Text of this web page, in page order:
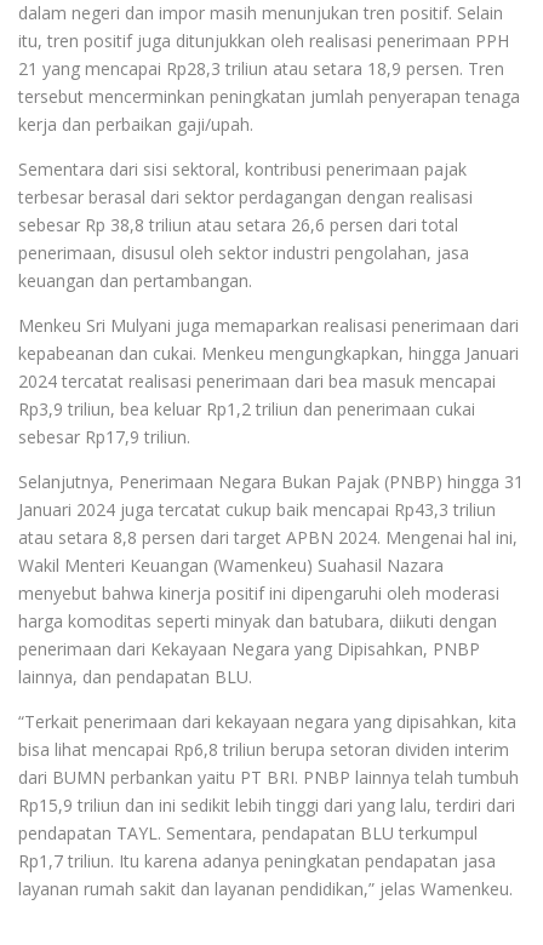
dalam negeri dan impor masih menunjukan tren positif. Selain
itu, tren positif juga ditunjukkan oleh realisasi penerimaan PPH
21 yang mencapai Rp28,3 triliun atau setara 18,9 persen. Tren
tersebut mencerminkan peningkatan jumlah penyerapan tenaga
kerja dan perbaikan gaji/upah.
Sementara dari sisi sektoral, kontribusi penerimaan pajak
terbesar berasal dari sektor perdagangan dengan realisasi
sebesar Rp 38,8 triliun atau setara 26,6 persen dari total
penerimaan, disusul oleh sektor industri pengolahan, jasa
keuangan dan pertambangan.
Menkeu Sri Mulyani juga memaparkan realisasi penerimaan dari
kepabeanan dan cukai. Menkeu mengungkapkan, hingga Januari
2024 tercatat realisasi penerimaan dari bea masuk mencapai
Rp3,9 triliun, bea keluar Rp1,2 triliun dan penerimaan cukai
sebesar Rp17,9 triliun.
Selanjutnya, Penerimaan Negara Bukan Pajak (PNBP) hingga 31
Januari 2024 juga tercatat cukup baik mencapai Rp43,3 triliun
atau setara 8,8 persen dari target APBN 2024. Mengenai hal ini,
Wakil Menteri Keuangan (Wamenkeu) Suahasil Nazara
menyebut bahwa kinerja positif ini dipengaruhi oleh moderasi
harga komoditas seperti minyak dan batubara, diikuti dengan
penerimaan dari Kekayaan Negara yang Dipisahkan, PNBP
lainnya, dan pendapatan BLU.
“Terkait penerimaan dari kekayaan negara yang dipisahkan, kita
bisa lihat mencapai Rp6,8 triliun berupa setoran dividen interim
dari BUMN perbankan yaitu PT BRI. PNBP lainnya telah tumbuh
Rp15,9 triliun dan ini sedikit lebih tinggi dari yang lalu, terdiri dari
pendapatan TAYL. Sementara, pendapatan BLU terkumpul
Rp1,7 triliun. Itu karena adanya peningkatan pendapatan jasa
layanan rumah sakit dan layanan pendidikan,” jelas Wamenkeu.